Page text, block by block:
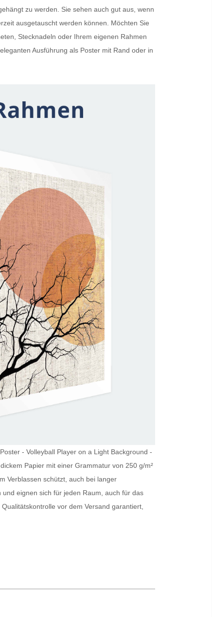
zu werden. Sie sehen auch gut aus, wenn
ausgetauscht werden können. Möchten Sie
Stecknadeln oder Ihrem eigenen Rahmen
Ausführung als Poster mit Rand oder in
- Volleyball Player on a Light Background -
Papier mit einer Grammatur von 250 g/m²
Verblassen schützt, auch bei langer
eignen sich für jeden Raum, auch für das
vor dem Versand garantiert,